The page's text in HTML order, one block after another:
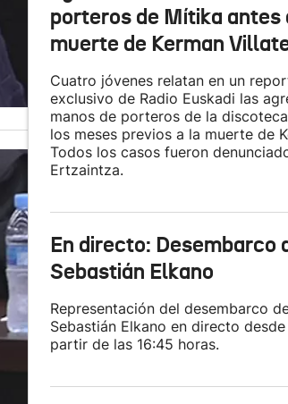
porteros de Mítika antes
muerte de Kerman
Cuatro jóvenes relatan en un
exclusivo de Radio Euskadi las
manos de porteros de la
los meses previos a la muerte de
Todos los casos fueron
Ertzaintza.
En directo: Desembarco
Sebastián Elkano
Representación del desembarco
Sebastián Elkano en directo
partir de las 16:45 horas.